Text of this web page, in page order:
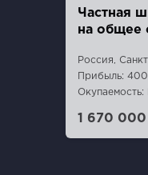
Частная
на общее
Россия,
Прибыль:
Окупаемость:
1 670